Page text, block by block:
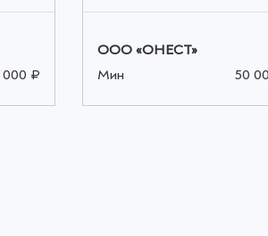
000 ₽
ООО «ОНЕСТ»
Мин
50